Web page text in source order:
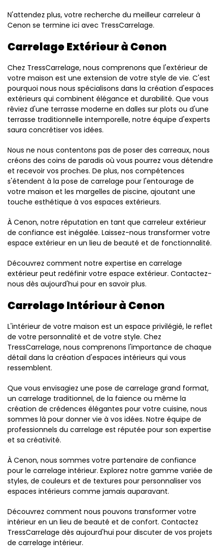
N'attendez plus, votre recherche du meilleur carreleur à
Cenon se termine ici avec TressCarrelage.
Carrelage Extérieur à Cenon
Chez TressCarrelage, nous comprenons que l'extérieur de
votre maison est une extension de votre style de vie. C'est
pourquoi nous nous spécialisons dans la création d'espaces
extérieurs qui combinent élégance et durabilité. Que vous
rêviez d'une terrasse moderne en dalles sur plots ou d'une
terrasse traditionnelle intemporelle, notre équipe d'experts
saura concrétiser vos idées.
Nous ne nous contentons pas de poser des carreaux, nous
créons des coins de paradis où vous pourrez vous détendre
et recevoir vos proches. De plus, nos compétences
s'étendent à la pose de carrelage pour l'entourage de
votre maison et les margelles de piscine, ajoutant une
touche esthétique à vos espaces extérieurs.
À Cenon, notre réputation en tant que carreleur extérieur
de confiance est inégalée. Laissez-nous transformer votre
espace extérieur en un lieu de beauté et de fonctionnalité.
Découvrez comment notre expertise en carrelage
extérieur peut redéfinir votre espace extérieur. Contactez-
nous dès aujourd'hui pour en savoir plus.
Carrelage Intérieur à Cenon
L'intérieur de votre maison est un espace privilégié, le reflet
de votre personnalité et de votre style. Chez
TressCarrelage, nous comprenons l'importance de chaque
détail dans la création d'espaces intérieurs qui vous
ressemblent.
Que vous envisagiez une pose de carrelage grand format,
un carrelage traditionnel, de la faïence ou même la
création de crédences élégantes pour votre cuisine, nous
sommes là pour donner vie à vos idées. Notre équipe de
professionnels du carrelage est réputée pour son expertise
et sa créativité.
À Cenon, nous sommes votre partenaire de confiance
pour le carrelage intérieur. Explorez notre gamme variée de
styles, de couleurs et de textures pour personnaliser vos
espaces intérieurs comme jamais auparavant.
Découvrez comment nous pouvons transformer votre
intérieur en un lieu de beauté et de confort. Contactez
TressCarrelage dès aujourd'hui pour discuter de vos projets
de carrelage intérieur.